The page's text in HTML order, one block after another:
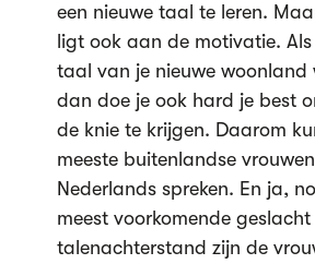
een nieuwe taal te leren.
ligt ook aan de motivatie.
taal van je nieuwe woonland
dan doe je ook hard je best
de knie te krijgen. Daarom
meeste buitenlandse
Nederlands spreken. En ja,
meest voorkomende geslacht
talenachterstand zijn de